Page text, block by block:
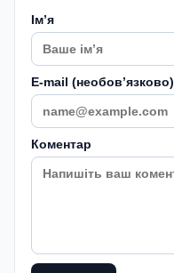
Імʼя
E-mail (необовʼязково)
Коментар